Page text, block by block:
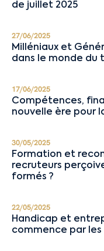
de juillet 2025
27/06/2025
Milléniaux et
dans le monde du
17/06/2025
Compétences,
nouvelle ère pour
30/05/2025
Formation et
recruteurs
formés ?
22/05/2025
Handicap et
commence par les